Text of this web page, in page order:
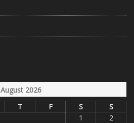
August 2026
T F S
S
1
2